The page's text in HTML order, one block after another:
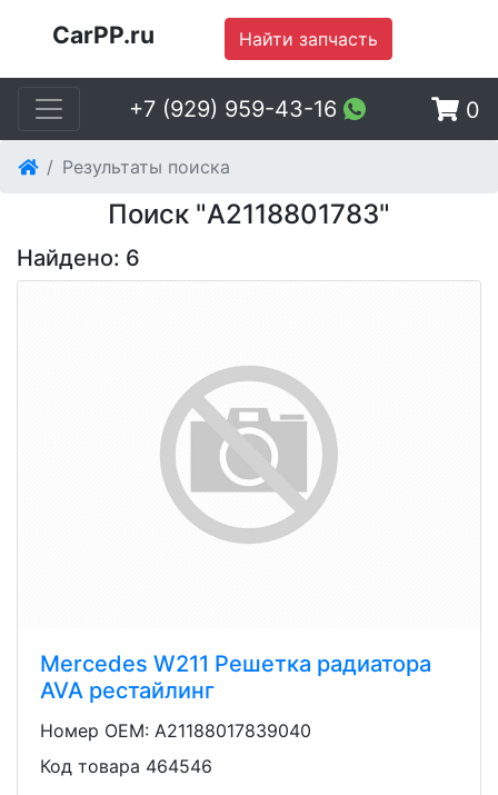
CarPP.ru Найти запчасть
+7 (929) 959-43-16 0
Результаты поиска
Поиск "A2118801783"
Найдено: 6
Mercedes W211 Решетка радиатора
AVA рестайлинг
Номер OEM: A21188017839040
Код товара 464546